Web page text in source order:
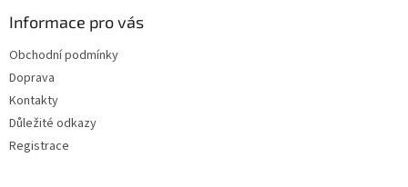
Informace pro vás
Obchodní podmínky
Doprava
Kontakty
Důležité odkazy
Registrace